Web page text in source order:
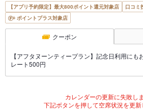
【アプリ予約限定】最大800ポイント還元対象店
口コミ
ポイントプラス対象店
クーポン
【アフタヌーンティープラン】記念日利用にも
レート500円
カレンダーの更新に失敗しま
下記ボタンを押して空席状況を更新